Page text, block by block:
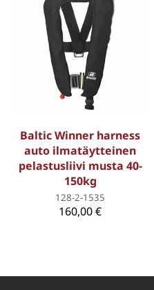
Baltic Winner harness
auto ilmatäytteinen
pelastusliivi musta 40-
150kg
128-2-1535
160,00 €